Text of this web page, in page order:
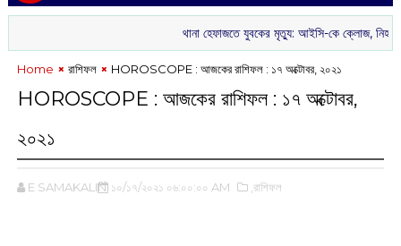
থানা হেফাজতে যুবকের মৃত্যু: আইসি-কে ক্লোজ, নিহতের
Home রাশিফল HOROSCOPE : আজকের রাশিফল : ১৭ অক্টোবর, ‌২০২১
HOROSCOPE : আজকের রাশিফল : ১৭ অক্টোবর,
‌২০২১
E SAMAKALIN ১০/১৭/২০২১ ০৬:০০:০০ AM ,রাশিফল